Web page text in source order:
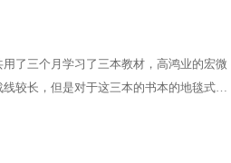
了三个月学习了三本教材，高鸿业的宏微
较长，但是对于这三本的书本的地毯式学